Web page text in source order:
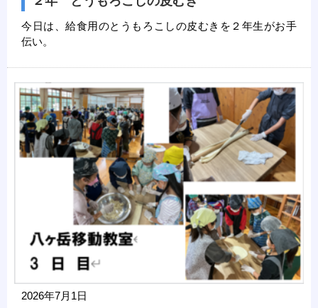
今日は、給食用のとうもろこしの皮むきを２年生がお手
伝い。
2026年7月1日